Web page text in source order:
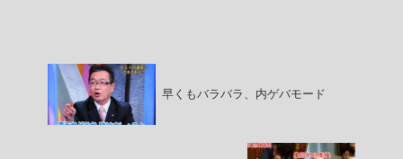
早くもバラバラ、内ゲバモード